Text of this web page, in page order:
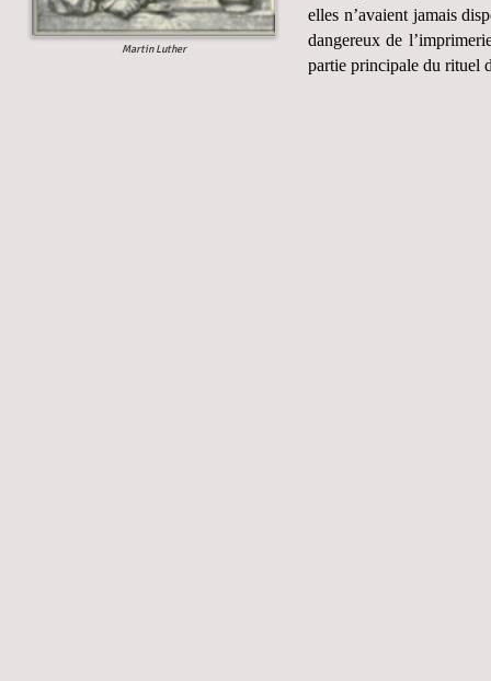
elles n’avaient jamais
dangereux de
partie principale du rituel
Martin Luther